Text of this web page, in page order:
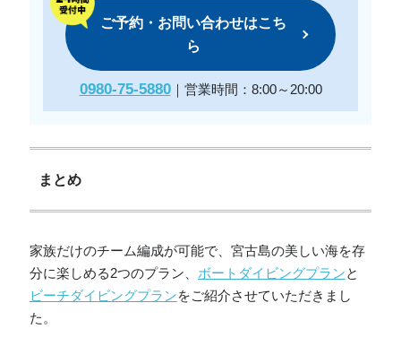
ご予約・お問い合わせはこち
ら
0980-75-5880｜営業時間：8:00～20:00
まとめ
家族だけのチーム編成が可能で、宮古島の美しい海を存
分に楽しめる2つのプラン、 ボートダイビングプランと
ビーチダイビングプランをご紹介させていただきまし
た。